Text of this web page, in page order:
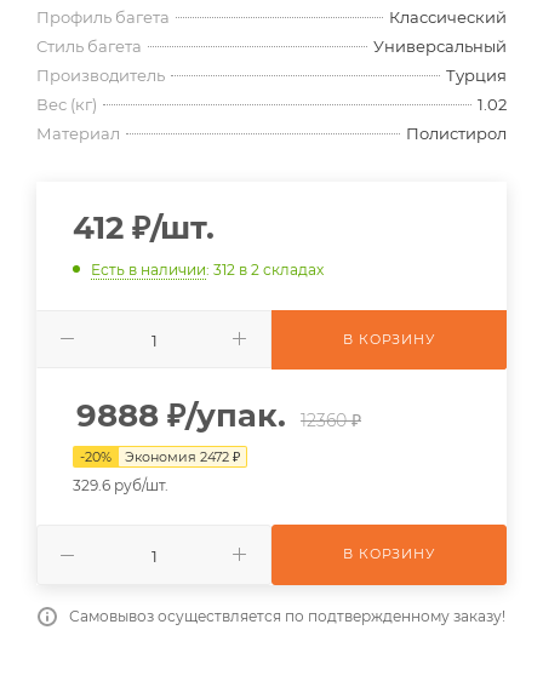
Профиль багета
Классический
Стиль багета
Универсальный
Производитель
Турция
Вес (кг)
1.02
Материал
Полистирол
412 ₽/шт.
Есть в наличии: 312 в 2 складах
В КОРЗИНУ
9888 ₽/упак. 12360 ₽
-20% Экономия 2472 ₽
329.6 руб/шт.
В КОРЗИНУ
Самовывоз осуществляется по подтвержденному заказу!